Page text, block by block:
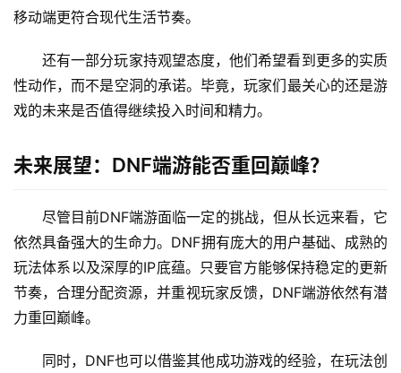
移动端更符合现代生活节奏。
还有一部分玩家持观望态度，他们希望看到更多的实质
性动作，而不是空洞的承诺。毕竟，玩家们最关心的还是游
戏的未来是否值得继续投入时间和精力。
未来展望：DNF端游能否重回巅峰？
尽管目前DNF端游面临一定的挑战，但从长远来看，它
依然具备强大的生命力。DNF拥有庞大的用户基础、成熟的
玩法体系以及深厚的IP底蕴。只要官方能够保持稳定的更新
节奏，合理分配资源，并重视玩家反馈，DNF端游依然有潜
力重回巅峰。
同时，DNF也可以借鉴其他成功游戏的经验，在玩法创